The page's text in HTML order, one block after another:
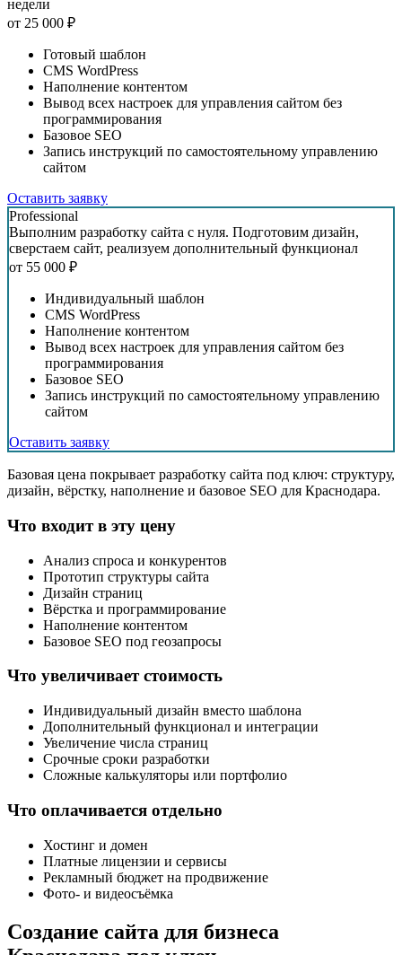
недели
от 25 000 ₽
Готовый шаблон
CMS WordPress
Наполнение контентом
Вывод всех настроек для управления сайтом без
программирования
Базовое SEO
Запись инструкций по самостоятельному управлению
сайтом
Оставить заявку
Professional
Выполним разработку сайта с нуля. Подготовим дизайн,
сверстаем сайт, реализуем дополнительный функционал
от 55 000 ₽
Индивидуальный шаблон
CMS WordPress
Наполнение контентом
Вывод всех настроек для управления сайтом без
программирования
Базовое SEO
Запись инструкций по самостоятельному управлению
сайтом
Оставить заявку
Базовая цена покрывает разработку сайта под ключ: структуру,
дизайн, вёрстку, наполнение и базовое SEO для Краснодара.
Что входит в эту цену
Анализ спроса и конкурентов
Прототип структуры сайта
Дизайн страниц
Вёрстка и программирование
Наполнение контентом
Базовое SEO под геозапросы
Что увеличивает стоимость
Индивидуальный дизайн вместо шаблона
Дополнительный функционал и интеграции
Увеличение числа страниц
Срочные сроки разработки
Сложные калькуляторы или портфолио
Что оплачивается отдельно
Хостинг и домен
Платные лицензии и сервисы
Рекламный бюджет на продвижение
Фото- и видеосъёмка
Создание сайта для бизнеса